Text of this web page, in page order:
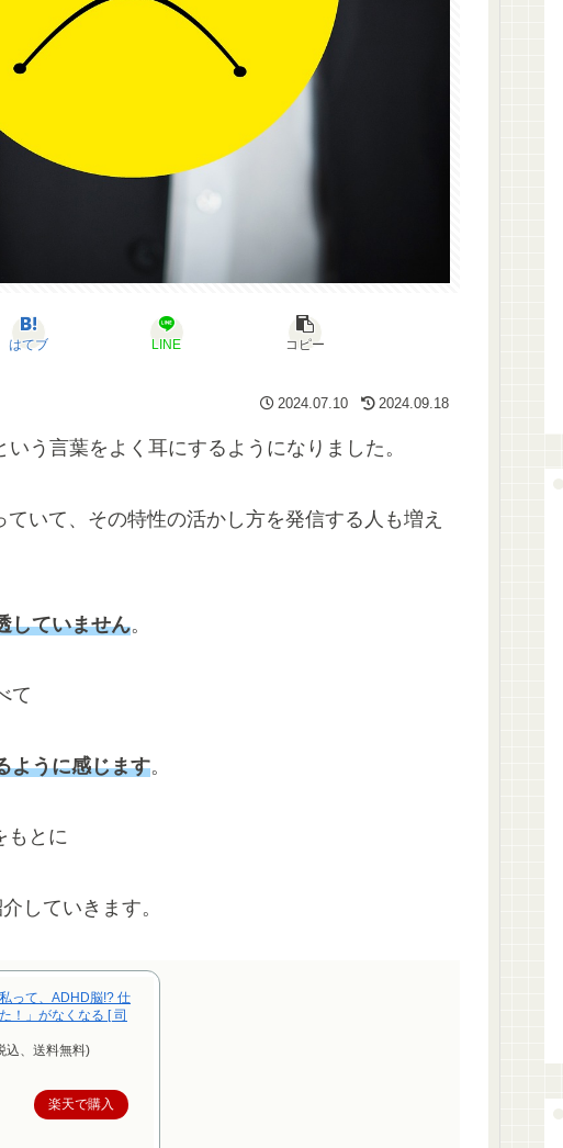
はてブ LINE コピー
2024.07.10 2024.09.18
いう言葉をよく耳にするようになりました。
いて、その特性の活かし方を発信する人も増え
していません。
て
ように感じます。
もとに
していきます。
って、ADHD脳!? 仕
！」がなくなる [ 司
込、送料無料)
楽天で購入